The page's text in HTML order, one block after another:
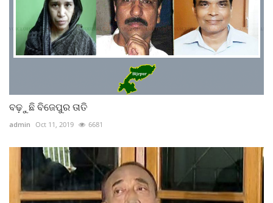
ବଢ଼ୁଛି ବିଜେପୁର ତାତି
admin Oct 11, 2019 6681